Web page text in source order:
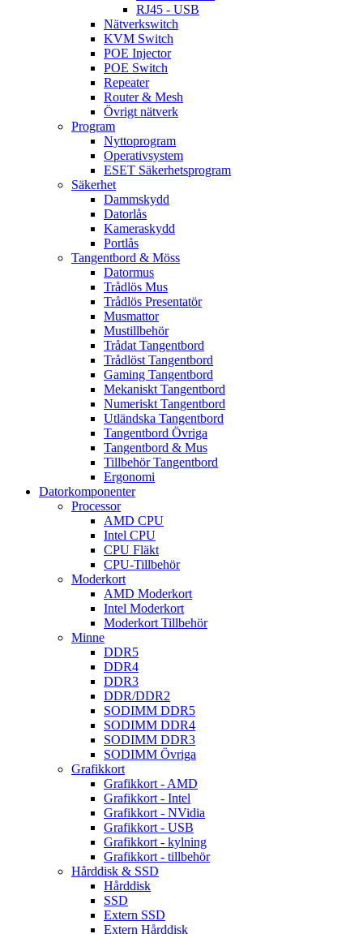
RJ45 - USB
Nätverkswitch
KVM Switch
POE Injector
POE Switch
Repeater
Router & Mesh
Övrigt nätverk
Program
Nyttoprogram
Operativsystem
ESET Säkerhetsprogram
Säkerhet
Dammskydd
Datorlås
Kameraskydd
Portlås
Tangentbord & Möss
Datormus
Trådlös Mus
Trådlös Presentatör
Musmattor
Mustillbehör
Trådat Tangentbord
Trådlöst Tangentbord
Gaming Tangentbord
Mekaniskt Tangentbord
Numeriskt Tangentbord
Utländska Tangentbord
Tangentbord Övriga
Tangentbord & Mus
Tillbehör Tangentbord
Ergonomi
Datorkomponenter
Processor
AMD CPU
Intel CPU
CPU Fläkt
CPU-Tillbehör
Moderkort
AMD Moderkort
Intel Moderkort
Moderkort Tillbehör
Minne
DDR5
DDR4
DDR3
DDR/DDR2
SODIMM DDR5
SODIMM DDR4
SODIMM DDR3
SODIMM Övriga
Grafikkort
Grafikkort - AMD
Grafikkort - Intel
Grafikkort - NVidia
Grafikkort - USB
Grafikkort - kylning
Grafikkort - tillbehör
Hårddisk & SSD
Hårddisk
SSD
Extern SSD
Extern Hårddisk